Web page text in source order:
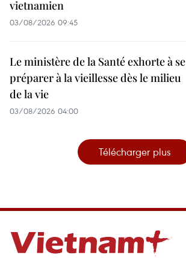
vietnamien
03/08/2026 09:45
Le ministère de la Santé exhorte à se
préparer à la vieillesse dès le milieu
de la vie
03/08/2026 04:00
Télécharger plus